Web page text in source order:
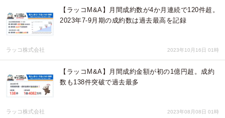
【ラッコM&A】月間成約数が4か月連続で120件超。
2023年7-9月期の成約数は過去最高を記録
ラッコ株式会社 2023年10月16日 01時
【ラッコM&A】月間成約金額が初の1億円超。成約
数も138件突破で過去最多
ラッコ株式会社 2023年08月08日 01時